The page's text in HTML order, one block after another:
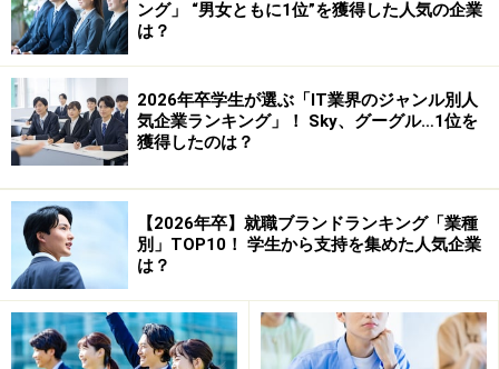
就職活動中に出会う仲間からの情報から会社を追加
していく。
計画は鉛筆で書き、いつも消しゴムを持つことを忘
れるな。
※次のページで、軸となる数社（同業種）を絞る
ング」 “男女ともに1位”を獲得した人気の企業
は？
2026年卒学生が選ぶ「IT業界のジャンル別人
気企業ランキング」！ Sky、グーグル…1位を
獲得したのは？
【2026年卒】就職ブランドランキング「業種
別」TOP10！ 学生から支持を集めた人気企業
は？